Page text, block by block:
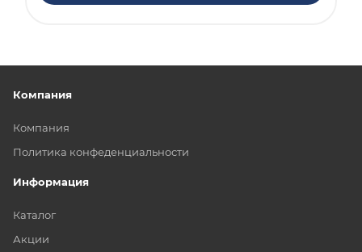
Компания
Компания
Политика конфеденциальности
Информация
Каталог
Акции